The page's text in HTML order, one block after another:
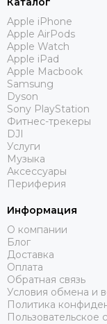
Apple iPhone
Apple AirPods
Apple Watch
Apple iPad
Apple Macbook
Samsung
Dyson
Sony PlayStation
Фитнес-трекеры
DJI
Услуги
Музыка
Аксессуары
Периферия
Информация
О компании
Блог
Доставка
Оплата
Обратная связь
Условия обмена и
Политика
Пользовательское